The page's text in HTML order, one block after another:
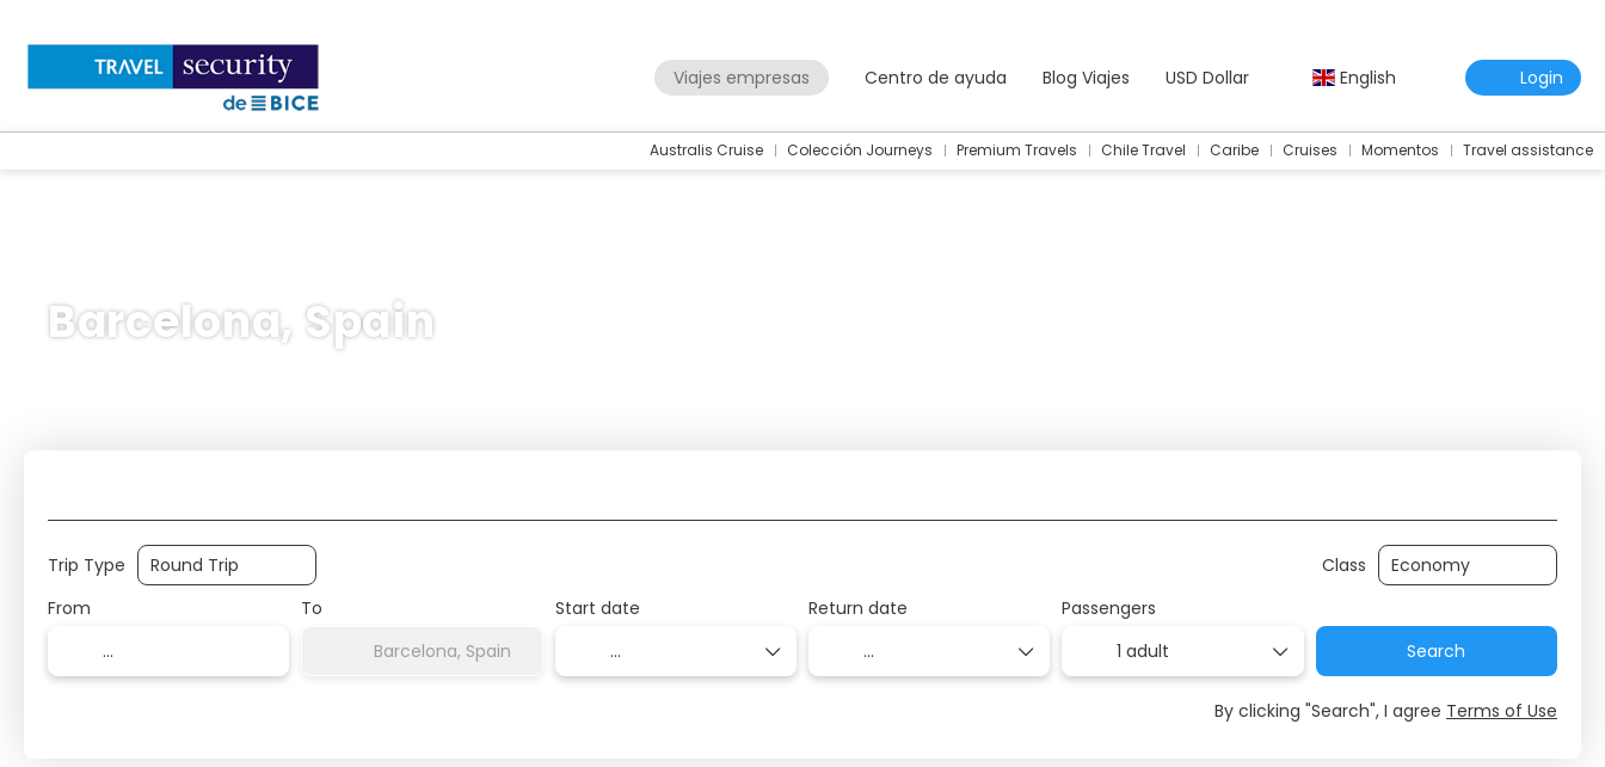
Viajes empresas Centro de ayuda Blog Viajes USD Dollar English Login
Australis Cruise Colección Journeys Premium Travels Chile Travel Caribe Cruises Momentos Travel assistance
Barcelona, Spain
Trip Type
Class
From
To Start date Return date
Passengers
1 adult
Search
By clicking "Search", I agree Terms of Use